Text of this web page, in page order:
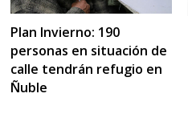
Plan Invierno: 190
personas en situación de
calle tendrán refugio en
Ñuble